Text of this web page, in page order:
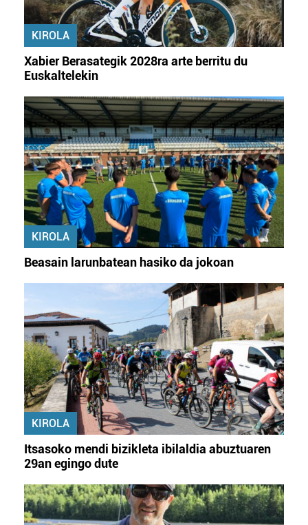
KIROLA
Xabier Berasategik 2028ra arte berritu du
Euskaltelekin
KIROLA
Beasain larunbatean hasiko da jokoan
KIROLA
Itsasoko mendi bizikleta ibilaldia abuztuaren
29an egingo dute